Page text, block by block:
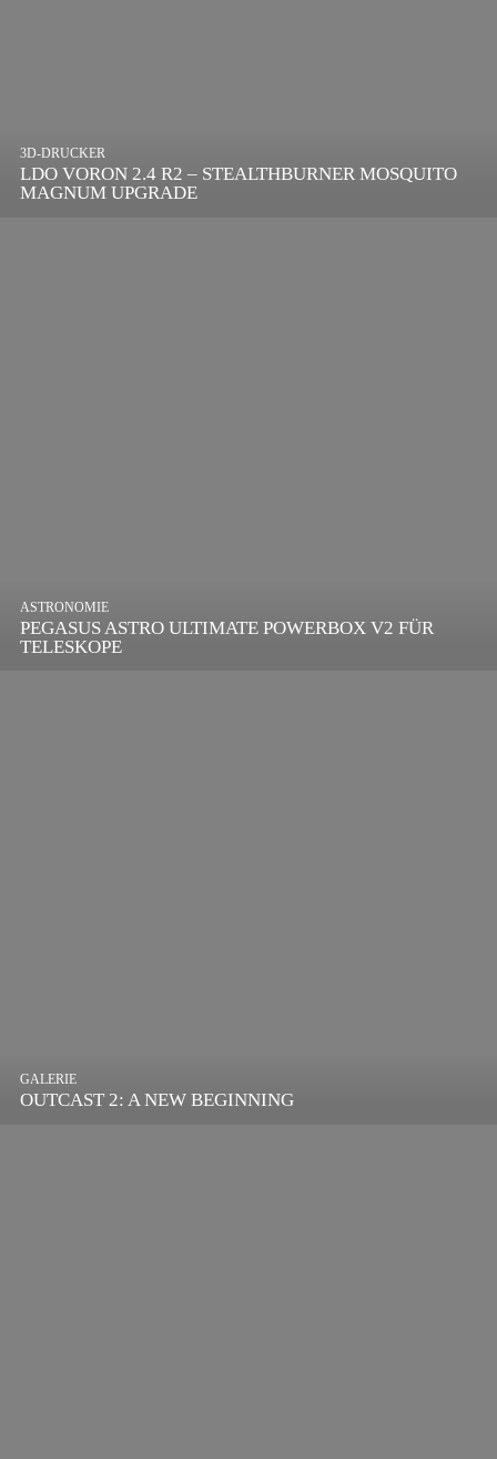
LDO VORON 2.4 R2 – STEALTHBURNER MOSQUITO
MAGNUM UPGRADE
3D-DRUCKER
PEGASUS ASTRO ULTIMATE POWERBOX V2 FÜR
TELESKOPE
ASTRONOMIE
OUTCAST 2: A NEW BEGINNING
GALERIE